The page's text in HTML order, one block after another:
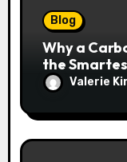
Blog
Why a
the
YearValerie